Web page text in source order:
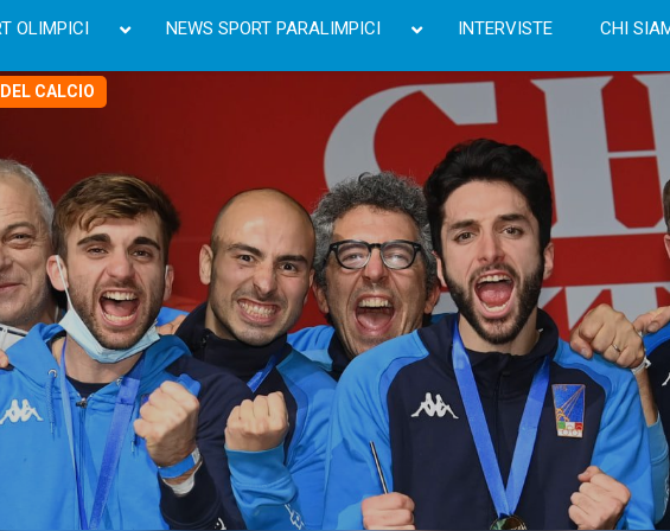
OLIMPICI NEWS SPORT PARALIMPICI INTERVISTE CHI
CALCIO